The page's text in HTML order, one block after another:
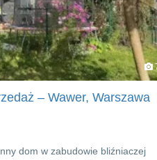
– Wawer, Warszawa
dom w zabudowie bliźniaczej